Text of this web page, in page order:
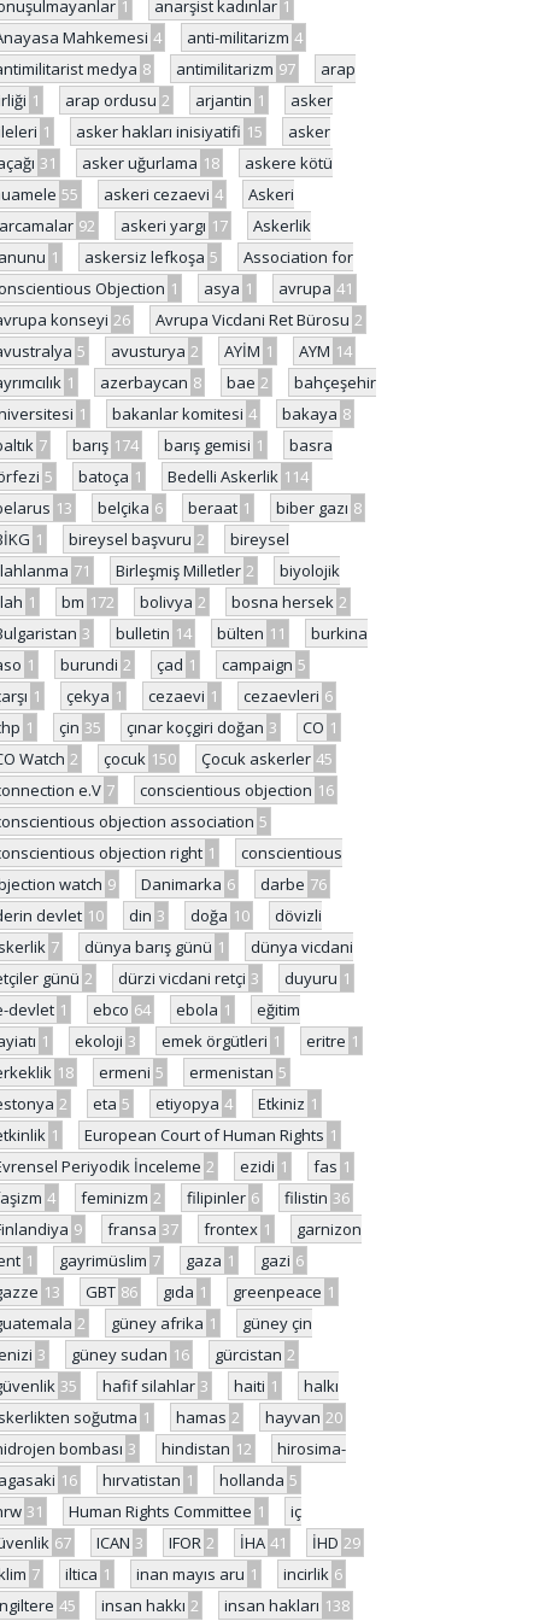
1 anarşist kadınlar 1
Mahkemesi 4 anti-militarizm 4
medya 8 antimilitarizm 97
arap
1 arap ordusu 2 arjantin 1
asker
1 asker hakları inisiyatifi 15
asker
31 asker uğurlama 18
askere kötü
55 askeri cezaevi 4
Askeri
92 askeri yargı 17
Askerlik
1 askersiz lefkoşa 5
Association for
Objection 1 asya 1 avrupa 41
konseyi 26 Avrupa Vicdani Ret Bürosu 2
5 avusturya 2 AYİM 1 AYM 14
1 azerbaycan 8 bae 2
bahçeşehir
1 bakanlar komitesi 4 bakaya 8
7 barış 174 barış gemisi 1
basra
5 batoça 1 Bedelli Askerlik 114
13 belçika 6 beraat 1 biber gazı 8
1 bireysel başvuru 2
bireysel
71 Birleşmiş Milletler 2
biyolojik
1 bm 172 bolivya 2 bosna hersek 2
3 bulletin 14 bülten 11
burkina
1 burundi 2 çad 1 campaign 5
1 çekya 1 cezaevi 1 cezaevleri 6
1 çin 35 çınar koçgiri doğan 3 CO 1
Watch 2 çocuk 150 Çocuk askerler 45
e.V 7 conscientious objection 16
objection association 5
objection right 1
conscientious
watch 9 Danimarka 6 darbe 76
devlet 10 din 3 doğa 10
dövizli
7 dünya barış günü 1
dünya vicdani
günü 2 dürzi vicdani retçi 3 duyuru 1
devlet 1 ebco 64 ebola 1
eğitim
1 ekoloji 3 emek örgütleri 1 eritre 1
18 ermeni 5 ermenistan 5
2 eta 5 etiyopya 4 Etkiniz 1
1 European Court of Human Rights 1
Periyodik İnceleme 2 ezidi 1 fas 1
4 feminizm 2 filipinler 6 filistin 36
9 fransa 37 frontex 1
garnizon
1 gayrimüslim 7 gaza 1 gazi 6
13 GBT 86 gıda 1 greenpeace 1
2 güney afrika 1
güney çin
3 güney sudan 16 gürcistan 2
35 hafif silahlar 3 haiti 1
halkı
soğutma 1 hamas 2 hayvan 20
bombası 3 hindistan 12
hirosima-
16 hırvatistan 1 hollanda 5
31 Human Rights Committee 1
iç
67 ICAN 3 IFOR 2 İHA 41 İHD 29
7 iltica 1 inan mayıs aru 1 incirlik 6
45 insan hakkı 2 insan hakları 138